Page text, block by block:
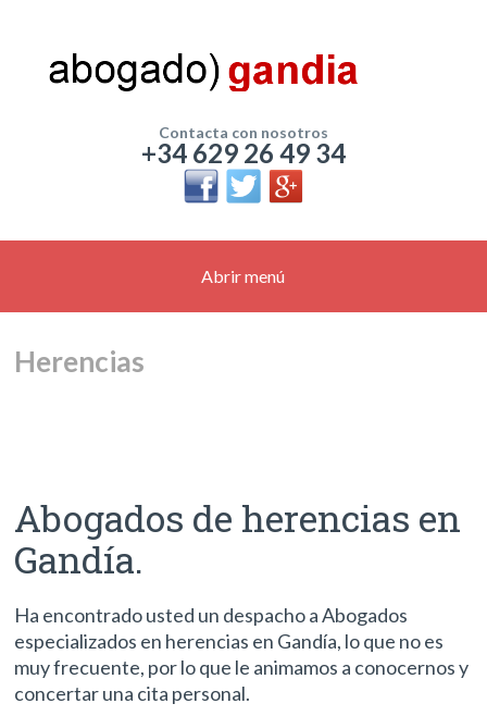
Contacta con nosotros
+34 629 26 49 34
Abrir menú
Herencias
Abogados de herencias en
Gandía.
Ha encontrado usted un despacho a Abogados
especializados en herencias en Gandía, lo que no es
muy frecuente, por lo que le animamos a conocernos y
concertar una cita personal.